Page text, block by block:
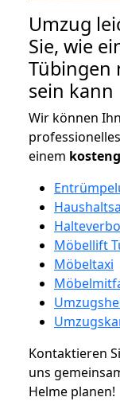
Umzug
Sie, wie
Tübingen
sein kann
Wir können
einem
Möbellift
Möbeltaxi
Kontaktieren
uns
Helme planen!